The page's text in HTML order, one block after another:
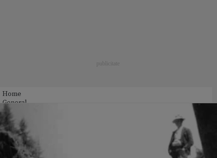
Home
General